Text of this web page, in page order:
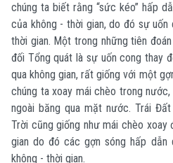
chúng ta biết rằng “sức kéo” hấp
của không - thời gian, do đó sự
thời gian. Một trong những tiên
đối Tổng quát là sự uốn cong thay
qua không gian, rất giống với một
chúng ta xoay mái chèo trong
ngoài băng qua mặt nước. Trái
Trời cũng giống như mái chèo xoay
gian do đó các gợn sóng hấp dẫn
không - thời gian.